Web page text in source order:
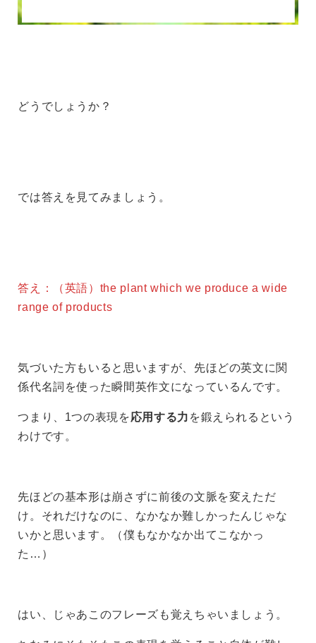
どうでしょうか？
では答えを見てみましょう。
答え：（英語）the plant which we produce a wide
range of products
気づいた方もいると思いますが、先ほどの英文に関
係代名詞を使った瞬間英作文になっているんです。
つまり、1つの表現を応用する力 を鍛えられるという
わけです。
先ほどの基本形は崩さずに前後の文脈を変えただ
け。それだけなのに、なかなか難しかったんじゃな
いかと思います。（僕もなかなか出てこなかっ
た…）
はい、じゃあこのフレーズも覚えちゃいましょう。